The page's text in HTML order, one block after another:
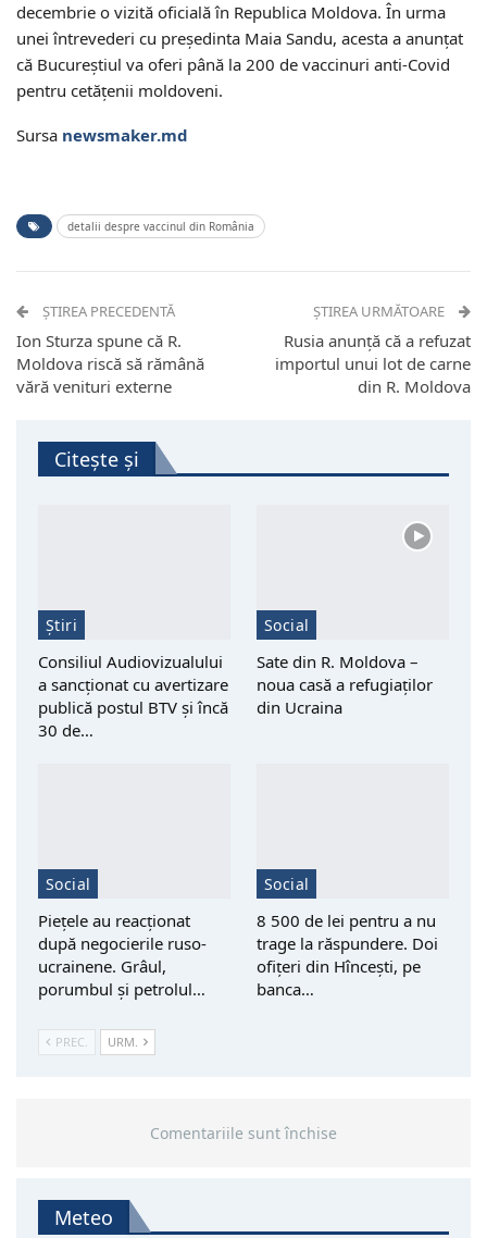
decembrie o vizită oficială în Republica Moldova. În urma
unei întrevederi cu președinta Maia Sandu, acesta a anunțat
că Bucureștiul va oferi până la 200 de vaccinuri anti-Covid
pentru cetățenii moldoveni.
Sursa newsmaker.md
detalii despre vaccinul din România
ȘTIREA PRECEDENTĂ
Ion Sturza spune că R.
Moldova riscă să rămână
vără venituri externe
ȘTIREA URMĂTOARE
Rusia anunță că a refuzat
importul unui lot de carne
din R. Moldova
Citește și
Știri
Consiliul Audiovizualului
a sancționat cu avertizare
publică postul BTV și încă
30 de…
Social
Sate din R. Moldova –
noua casă a refugiaților
din Ucraina
Social
Piețele au reacționat
după negocierile ruso-
ucrainene. Grâul,
porumbul și petrolul…
Social
8 500 de lei pentru a nu
trage la răspundere. Doi
ofițeri din Hîncești, pe
banca…
PREC. URM.
Comentariile sunt închise
Meteo